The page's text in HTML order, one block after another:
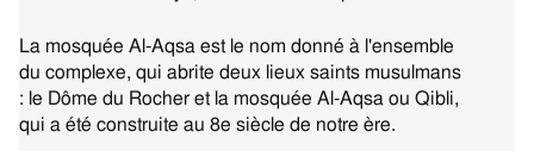
La mosquée Al-Aqsa est le nom donné à l'ensemble
du complexe, qui abrite deux lieux saints musulmans
: le Dôme du Rocher et la mosquée Al-Aqsa ou Qibli,
qui a été construite au 8e siècle de notre ère.